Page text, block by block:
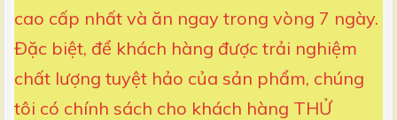
cao cấp nhất và ăn ngay trong vòng 7 ngày.
Đặc biệt, để khách hàng được trải nghiệm
chất lượng tuyệt hảo của sản phẩm, chúng
tôi có chính sách cho khách hàng THỬ